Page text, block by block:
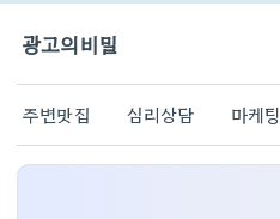
광고의비밀
주변맛집 심리상담 마케팅